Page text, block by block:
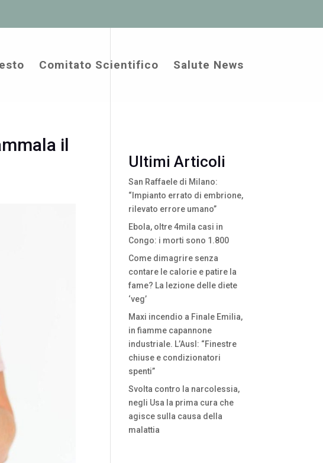
Comitato Scientifico Salute News
il
Ultimi Articoli
San Raffaele di Milano:
“Impianto errato di embrione,
rilevato errore umano”
Ebola, oltre 4mila casi in
Congo: i morti sono 1.800
Come dimagrire senza
contare le calorie e patire la
fame? La lezione delle diete
‘veg’
Maxi incendio a Finale Emilia,
in fiamme capannone
industriale. L’Ausl: “Finestre
chiuse e condizionatori
spenti”
Svolta contro la narcolessia,
negli Usa la prima cura che
agisce sulla causa della
malattia